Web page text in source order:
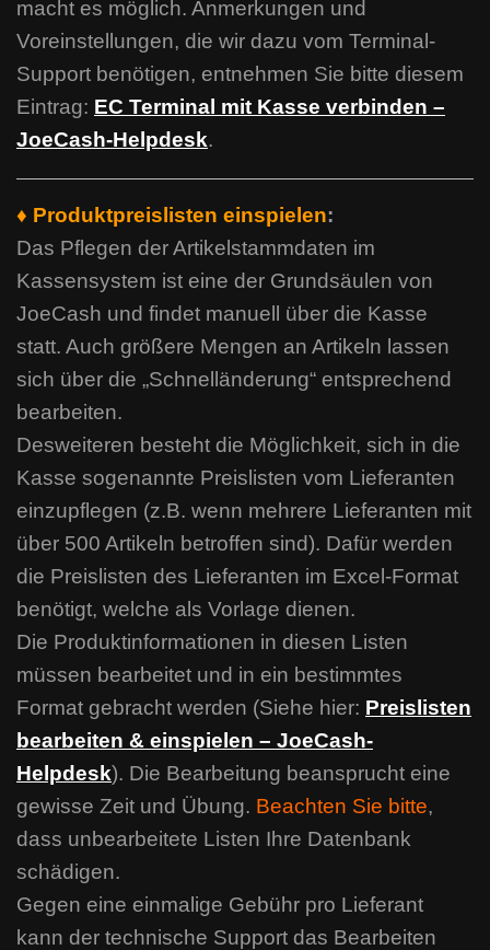
macht es möglich. Anmerkungen und
Voreinstellungen, die wir dazu vom Terminal-
Support benötigen, entnehmen Sie bitte diesem
Eintrag: EC Terminal mit Kasse verbinden –
JoeCash-Helpdesk.
♦ Produktpreislisten einspielen:
Das Pflegen der Artikelstammdaten im
Kassensystem ist eine der Grundsäulen von
JoeCash und findet manuell über die Kasse
statt. Auch größere Mengen an Artikeln lassen
sich über die „Schnelländerung“ entsprechend
bearbeiten.
Desweiteren besteht die Möglichkeit, sich in die
Kasse sogenannte Preislisten vom Lieferanten
einzupflegen (z.B. wenn mehrere Lieferanten mit
über 500 Artikeln betroffen sind). Dafür werden
die Preislisten des Lieferanten im Excel-Format
benötigt, welche als Vorlage dienen.
Die Produktinformationen in diesen Listen
müssen bearbeitet und in ein bestimmtes
Format gebracht werden (Siehe hier: Preislisten
bearbeiten & einspielen – JoeCash-
Helpdesk). Die Bearbeitung beansprucht eine
gewisse Zeit und Übung. Beachten Sie bitte,
dass unbearbeitete Listen Ihre Datenbank
schädigen.
Gegen eine einmalige Gebühr pro Lieferant
kann der technische Support das Bearbeiten